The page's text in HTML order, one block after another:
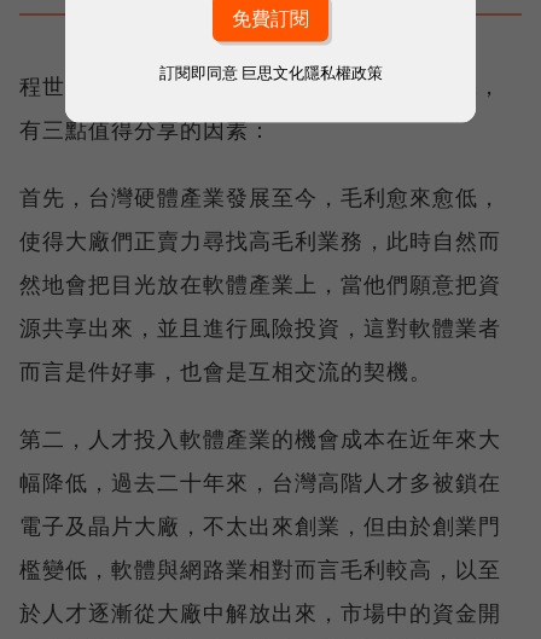
程世嘉表示，會說現在是軟硬整合最好的時機，
有三點值得分享的因素：
首先，台灣硬體產業發展至今，毛利愈來愈低，
使得大廠們正賣力尋找高毛利業務，此時自然而
然地會把目光放在軟體產業上，當他們願意把資
源共享出來，並且進行風險投資，這對軟體業者
而言是件好事，也會是互相交流的契機。
第二，人才投入軟體產業的機會成本在近年來大
幅降低，過去二十年來，台灣高階人才多被鎖在
電子及晶片大廠，不太出來創業，但由於創業門
檻變低，軟體與網路業相對而言毛利較高，以至
於人才逐漸從大廠中解放出來，市場中的資金開
訂閱即同意 巨思文化隱私權政策